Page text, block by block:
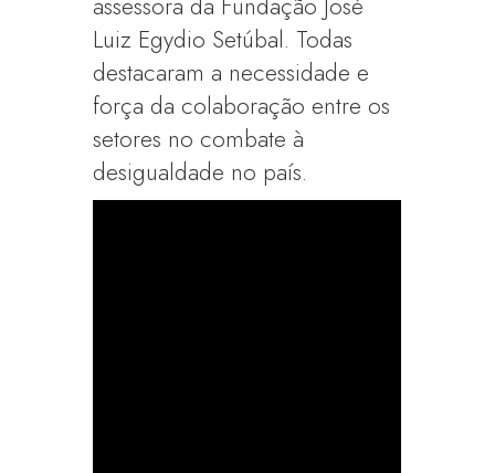
assessora da Fundação José
Luiz Egydio Setúbal. Todas
destacaram a necessidade e
força da colaboração entre os
setores no combate à
desigualdade no país.